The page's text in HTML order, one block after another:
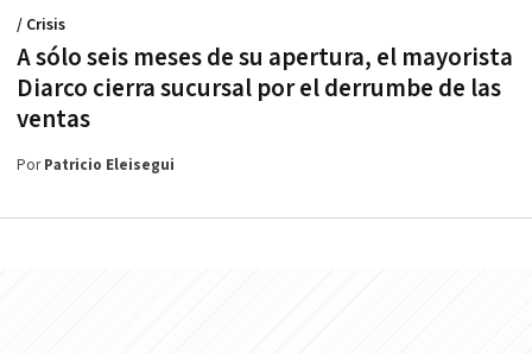
A sólo seis meses de su apertura, el mayorista
Diarco cierra sucursal por el derrumbe de las
ventas
/ Crisis
PorPatricio Eleisegui